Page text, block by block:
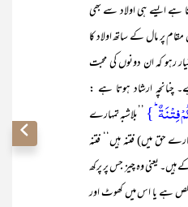
ہے ایسے ہی اولاد سے بھی
پر مال کے ساتھ اولاد کا
رہو کہ ان دونوں کی محبت
چنانچہ ارشاد ہوتا ہے :
فِتۡنَۃٌ ؕ} ’’بلاشبہ تمہارے
حق میں) فتنہ ہیں‘‘ فتنہ
ہیں۔ یعنی وہ چیز جس پر پرکھ
ہے یا اس میں کھوٹ اور